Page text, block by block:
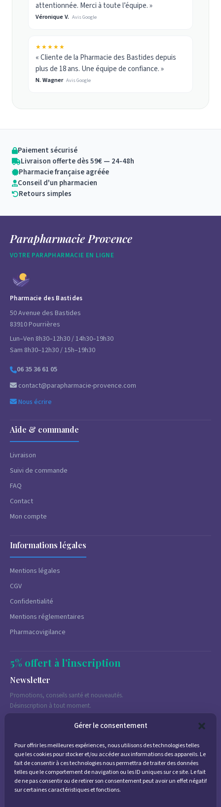
Gérer le consentement
Pour offrir les meilleures expériences, nous utilisons des technologies telles
que les cookies pour stocker et/ou accéder aux informations des appareils. Le
fait de consentir à ces technologies nous permettra de traiter des données
telles que le comportement de navigation ou les ID uniques sur ce site. Le fait
de ne pas consentir ou de retirer son consentement peut avoir un effet négatif
sur certaines caractéristiques et fonctions.
attentionnée. Merci à toute l’équipe. »
Véronique V. Avis Google
★★★★★
« Cliente de la Pharmacie des Bastides depuis
plus de 18 ans. Une équipe de confiance. »
N. Wagner Avis Google
Paiement sécurisé
Livraison offerte dès 59€ — 24-48h
Pharmacie française agréée
Conseil d'un pharmacien
Retours simples
Parapharmacie Provence
VOTRE PARAPHARMACIE EN LIGNE
Pharmacie des Bastides
50 Avenue des Bastides
83910 Pourrières
Lun–Ven 8h30–12h30 / 14h30–19h30
Sam 8h30–12h30 / 15h–19h30
06 35 36 61 05
contact@parapharmacie-provence.com
Nous écrire
Aide & commande
Livraison
Suivi de commande
FAQ
Contact
Mon compte
Informations légales
Mentions légales
CGV
Confidentialité
Mentions réglementaires
Pharmacovigilance
5% offert à l'inscription
Newsletter
Promotions, conseils santé et nouveautés.
Désinscription à tout moment.
J'accepte de recevoir des emails marketing conformément à la
politique de confidentialité